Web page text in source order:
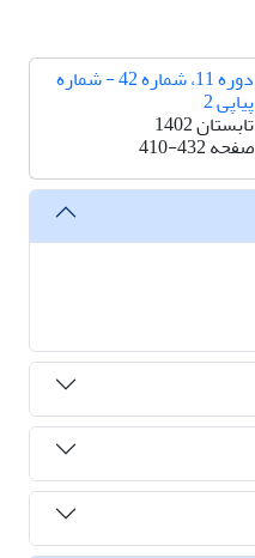
دوره 11، شماره 42 - شماره
پیاپی 2
تابستان 1402
صفحه410-432